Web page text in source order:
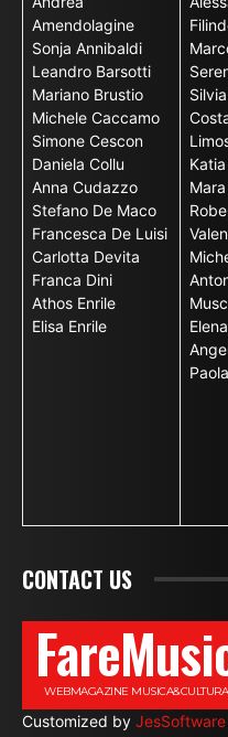
Amendolagine
Sonja Annibaldi
Leandro Barsotti
Mariano Brustio
Michele Caccamo
Simone Cescon
Daniela Collu
Anna Cudazzo
Stefano De Maco
Francesca De Luisi
Carlotta Devita
Franca Dini
Athos Enrile
Elisa Enrile
CONTACT US
WEBMAGAZINE MUSICA&CULTURA
Customized by